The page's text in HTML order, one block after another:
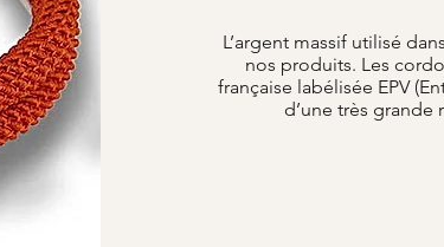
L’argent massif utilisé
nos produits. Les
française labélisée EPV
d’une très grande